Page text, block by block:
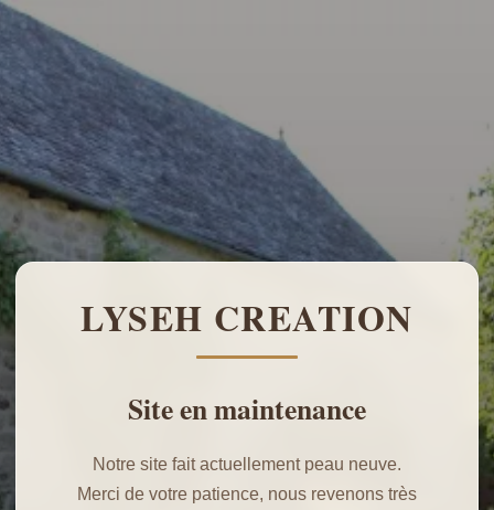
LYSEH CREATION
Site en maintenance
Notre site fait actuellement peau neuve.
Merci de votre patience, nous revenons très